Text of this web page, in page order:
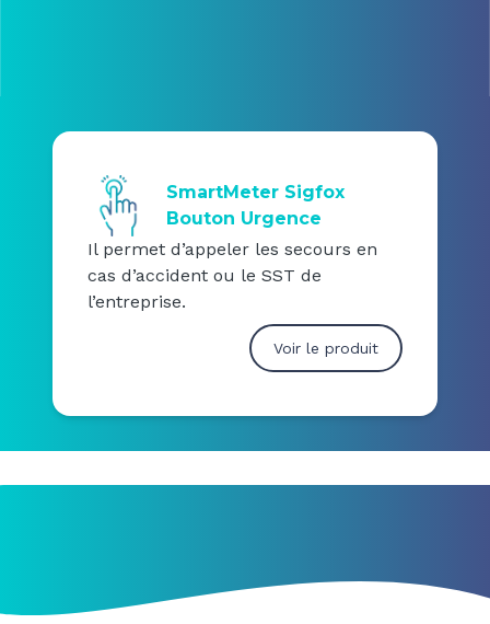
SmartMeter Sigfox
Bouton Urgence
Il permet d’appeler les secours en
cas d’accident ou le SST de
l’entreprise.
Voir le produit